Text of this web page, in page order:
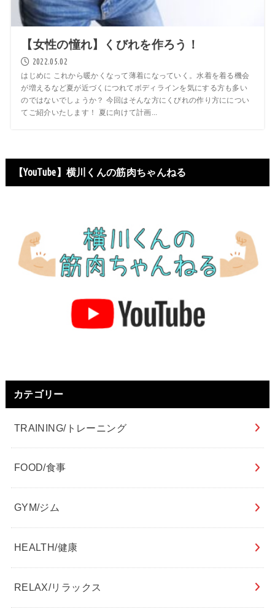
【女性の憧れ】くびれを作ろう！
2022.05.02
はじめに これから暖かくなって薄着になっていく。水着を着る機会
が増えるなど夏が近づくにつれてボディラインを気にする方も多い
のではないでしょうか？ 今回はそんな方にくびれの作り方にについ
てご紹介いたします！ 夏に向けて計画...
【YouTube】横川くんの筋肉ちゃんねる
カテゴリー
TRAINING/トレーニング
FOOD/食事
GYM/ジム
HEALTH/健康
RELAX/リラックス